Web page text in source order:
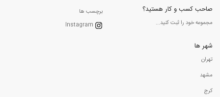
صاحب کسب و کار هستید؟
مجموعه خود را ثبت کنید...
برچسب ها
Instagram
شهر ها
تهران
مشهد
کرج